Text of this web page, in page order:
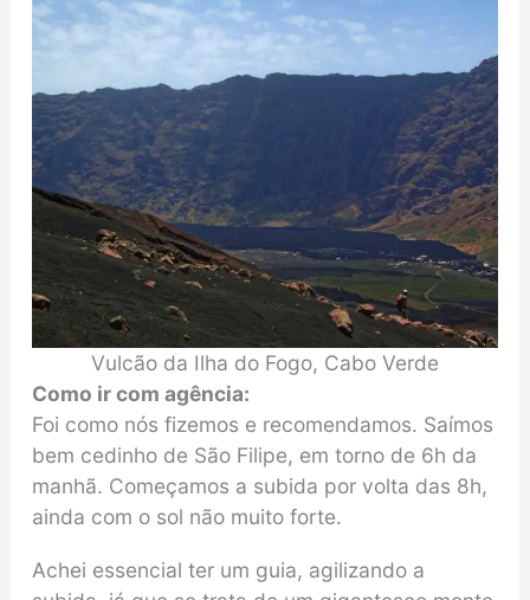
Vulcão da Ilha do Fogo, Cabo Verde
Como ir com agência:
Foi como nós fizemos e recomendamos. Saímos
bem cedinho de São Filipe, em torno de 6h da
manhã. Começamos a subida por volta das 8h,
ainda com o sol não muito forte.
Achei essencial ter um guia, agilizando a